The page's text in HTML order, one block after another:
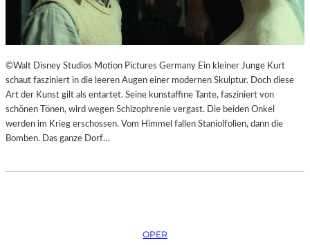
H
E
A
T
E
R
A
N
D
E
S
T
©Walt Disney Studios Motion Pictures Germany Ein kleiner Junge Kurt
schaut fasziniert in die leeren Augen einer modernen Skulptur. Doch diese
Art der Kunst gilt als entartet. Seine kunstaffine Tante, fasziniert von
schönen Tönen, wird wegen Schizophrenie vergast. Die beiden Onkel
werden im Krieg erschossen. Vom Himmel fallen Staniolfolien, dann die
Bomben. Das ganze Dorf…
OPER